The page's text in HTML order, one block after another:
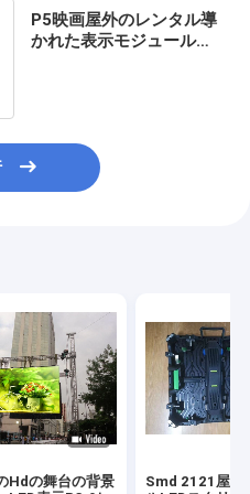
P5映画屋外のレンタル導
かれた表示モジュール電
Hdの舞台の背景
Smd 2121屋外